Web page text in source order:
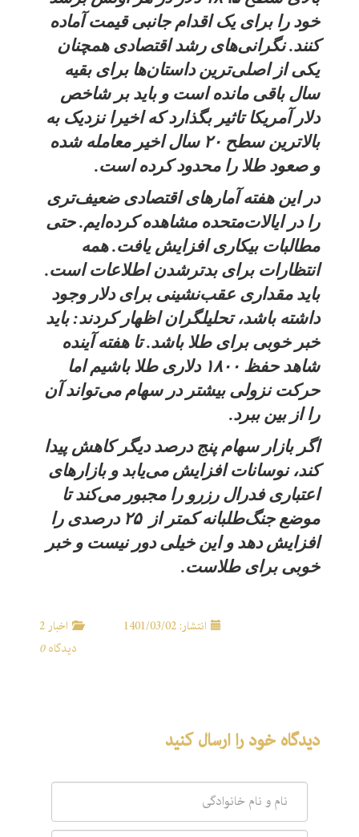
خود را برای یک اقدام جانبی قیمت آماده
کنند. نگرانی‌های رشد اقتصادی همچنان
یکی از اصلی‌ترین داستان‌ها برای بقیه
سال باقی مانده است و باید بر شاخص
دلار آمریکا تاثیر بگذارد که اخیرا نزدیک به
بالاترین سطح ۲۰ سال اخیر معامله شده
و صعود طلا را محدود کرده است.
در این هفته آمارهای اقتصادی ضعیف‌تری
را در ایالات‌متحده مشاهده کرده‌ایم. حتی
مطالبات بیکاری افزایش یافت. همه
انتظارات برای بدترشدن اطلاعات است.
باید مقداری عقب‌نشینی برای دلار وجود
داشته باشد، تحلیلگران اظهار کردند: باید
خبر خوبی برای طلا باشد. تا هفته آینده
شاهد حفظ ۱۸۰۰ دلاری طلا باشیم اما
حرکت نزولی بیشتر در سهام می‌تواند آن
را از بین ببرد.
اگر بازار سهام پنج درصد دیگر کاهش پیدا
کند، نوسانات افزایش می‌یابد و بازارهای
اعتباری فدرال رزرو را مجبور می‌کند تا
موضع جنگ‌طلبانه کمتر از ۲۵ درصدی را
افزایش دهد و این خیلی دور نیست و خبر
خوبی برای طلاست.
انتشار: 1401/03/02
اخبار 2
دیدگاه0
دیدگاه خود را ارسال کنید